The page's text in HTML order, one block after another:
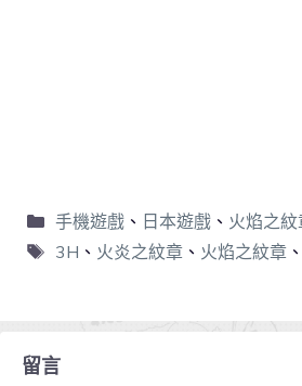
手機遊戲、 日本遊戲、 火焰之
3H 、 火炎之紋章、 火焰之紋章、
留言